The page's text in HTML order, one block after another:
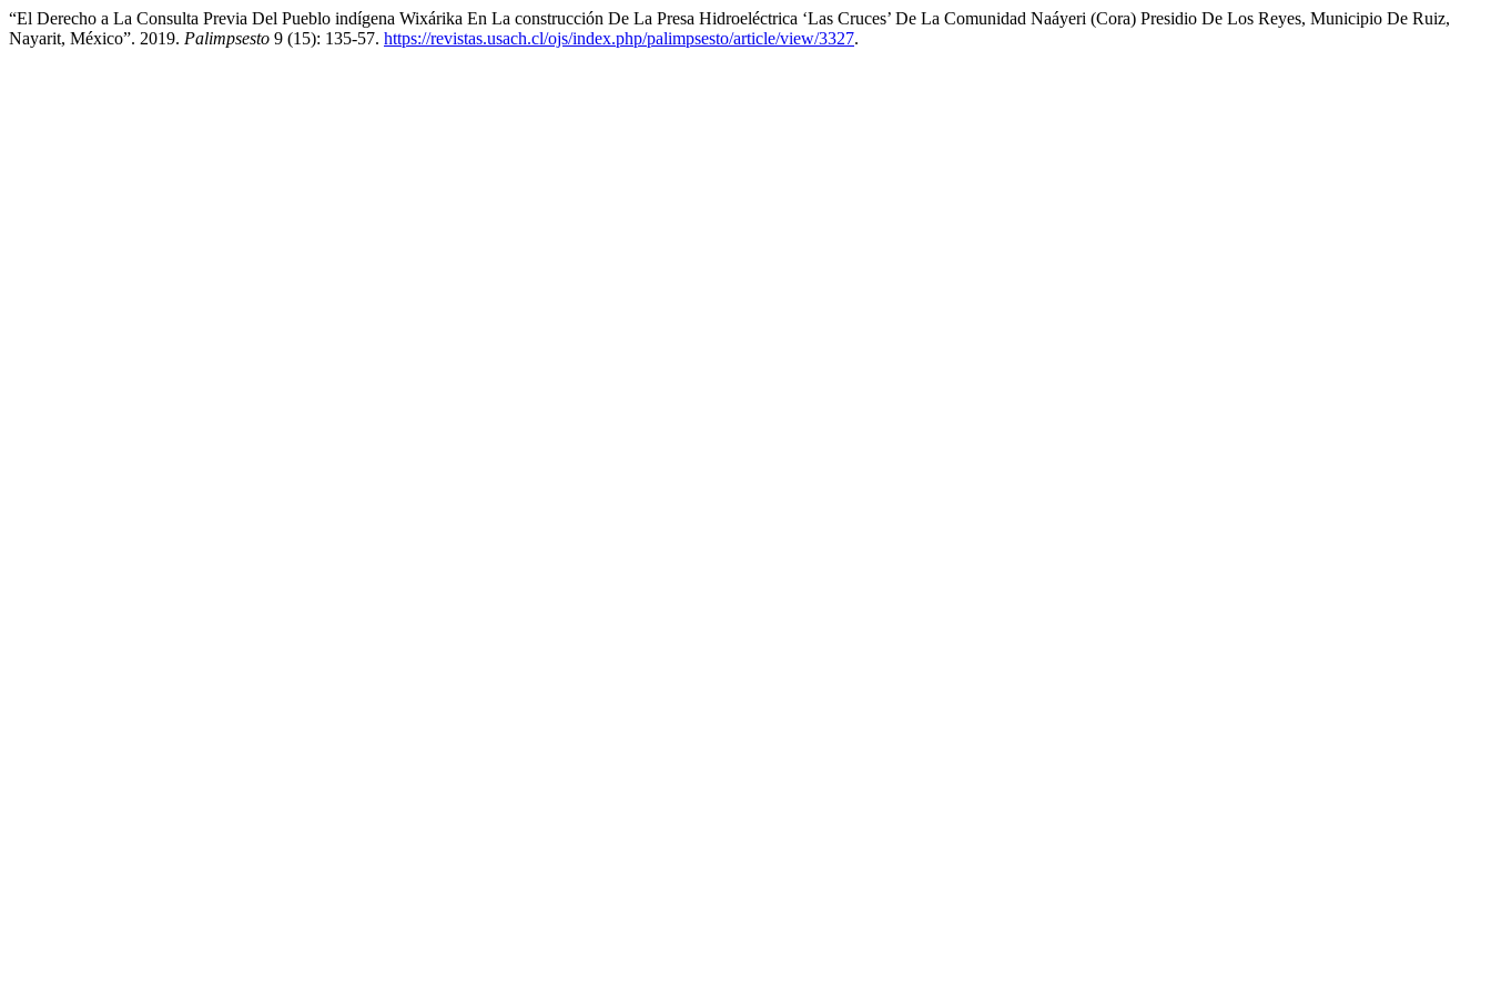
“El Derecho a La Consulta Previa Del Pueblo indígena Wixárika En La construcción De La Presa Hidroeléctrica ‘Las Cruces’ De La Comunidad Naáyeri (Cora) Presidio De Los Reyes, Municipio De Ruiz,
Nayarit, México”. 2019. Palimpsesto 9 (15): 135-57. https://revistas.usach.cl/ojs/index.php/palimpsesto/article/view/3327.